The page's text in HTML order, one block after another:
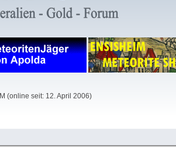
(online seit: 12. April 2006)